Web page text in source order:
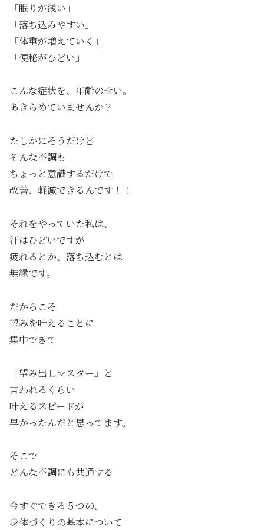
「眠りが浅い」
「落ち込みやすい」
「体重が増えていく」
「便秘がひどい」
こんな症状を、年齢のせい。
あきらめていませんか？
たしかにそうだけど
そんな不調も
ちょっと意識するだけで
改善、軽減できるんです！！
それをやっていた私は、
汗はひどいですが
疲れるとか、落ち込むとは
無縁です。
だからこそ
望みを叶えることに
集中できて
『望み出しマスター』と
言われるくらい
叶えるスピードが
早かったんだと思ってます。
そこで
どんな不調にも共通する
今すぐできる５つの、
身体づくりの基本について